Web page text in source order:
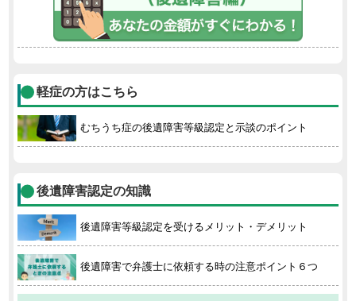
軽症の方はこちら
むちうち症の後遺障害等級認定と示談のポイント
後遺障害認定の知識
後遺障害等級認定を受けるメリット・デメリット
後遺障害で弁護士に依頼する時の注意ポイント６つ